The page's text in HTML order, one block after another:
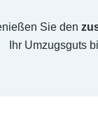
Sie den
Ihr Umzugsguts